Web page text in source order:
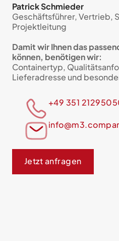
Patrick Schmieder
Geschäftsführer, Vertrieb,
Projektleitung
Damit wir Ihnen das
können, benötigen wir:
Containertyp,
Lieferadresse und
+49 351
Jetzt anfragen